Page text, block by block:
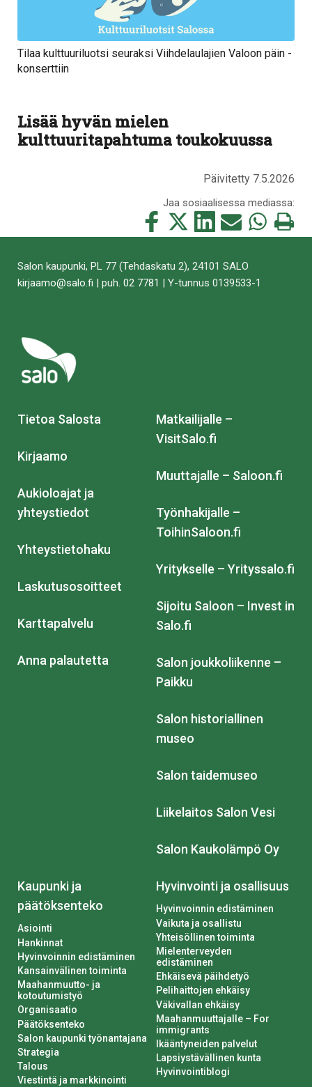
Tilaa kulttuuriluotsi seuraksi Viihdelaulajien Valoon päin -
konserttiin
Lisää hyvän mielen
kulttuuritapahtuma toukokuussa
Päivitetty 7.5.2026
Jaa sosiaalisessa mediassa:
Jaa
tämä
Jaa
tämä
Jaa
tämä
Jaa
tämä
Jaa
tämä
Tulosta
tämä
Salon kaupunki, PL 77 (Tehdaskatu 2), 24101 SALO
kirjaamo@salo.fi | puh. 02 7781 | Y-tunnus 0139533-1
Tietoa Salosta
Kirjaamo
Aukioloajat ja
yhteystiedot
Yhteystietohaku
Laskutusosoitteet
Karttapalvelu
Anna palautetta
Matkailijalle –
VisitSalo.fi
Muuttajalle – Saloon.fi
Työnhakijalle –
ToihinSaloon.fi
Yritykselle – Yrityssalo.fi
Sijoitu Saloon – Invest in
Salo.fi
Salon joukkoliikenne –
Paikku
Salon historiallinen
museo
Salon taidemuseo
Liikelaitos Salon Vesi
Salon Kaukolämpö Oy
Kaupunki ja
päätöksenteko
Asiointi
Hankinnat
Hyvinvoinnin edistäminen
Kansainvälinen toiminta
Maahanmuutto- ja
kotoutumistyö
Organisaatio
Päätöksenteko
Salon kaupunki työnantajana
Strategia
Talous
Viestintä ja markkinointi
Hyvinvointi ja osallisuus
Hyvinvoinnin edistäminen
Vaikuta ja osallistu
Yhteisöllinen toiminta
Mielenterveyden
edistäminen
Ehkäisevä päihdetyö
Pelihaittojen ehkäisy
Väkivallan ehkäisy
Maahanmuuttajalle – For
immigrants
Ikääntyneiden palvelut
Lapsiystävällinen kunta
Hyvinvointiblogi